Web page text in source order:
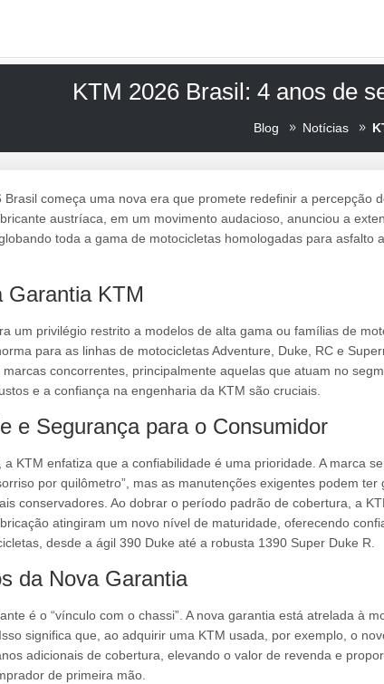
KTM 2026 Brasil: 4 anos de
Blog Notícias
Brasil começa uma nova era que promete redefinir a percepção
austríaca, em um movimento audacioso, anunciou a
toda a gama de motocicletas homologadas para asfalto
Garantia KTM
um privilégio restrito a modelos de alta gama ou famílias de
para as linhas de motocicletas Adventure, Duke, RC e
concorrentes, principalmente aquelas que atuam no
e a confiança na engenharia da KTM são cruciais.
e Segurança para o Consumidor
KTM enfatiza que a confiabilidade é uma prioridade. A marca
por quilômetro”, mas as manutenções exigentes podem ter
conservadores. Ao dobrar o período padrão de cobertura, a
atingiram um novo nível de maturidade, oferecendo
desde a ágil 390 Duke até a robusta 1390 Super Duke R.
da Nova Garantia
é o “vínculo com o chassi”. A nova garantia está atrelada à
significa que, ao adquirir uma KTM usada, por exemplo, o
adicionais de cobertura, elevando o valor de revenda e
de primeira mão.